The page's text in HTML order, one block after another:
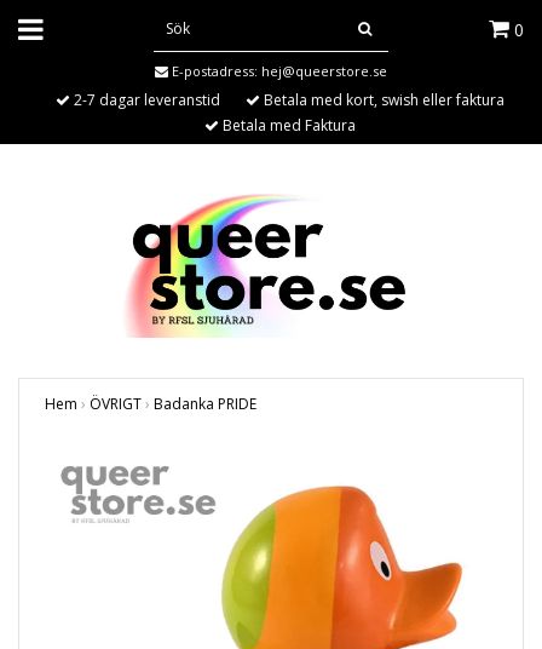
0
E-postadress: hej@queerstore.se
2-7 dagar leveranstid
Betala med kort, swish eller faktura
Betala med Faktura
Hem › ÖVRIGT› Badanka PRIDE